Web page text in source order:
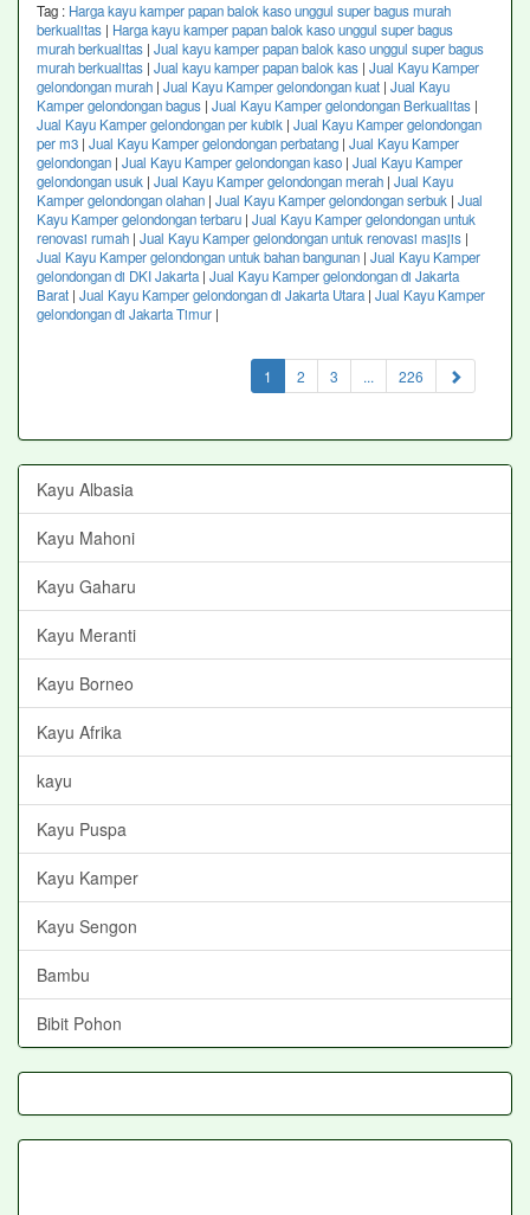
Tag : Harga kayu kamper papan balok kaso unggul super bagus murah
berkualitas | Harga kayu kamper papan balok kaso unggul super bagus
murah berkualitas | Jual kayu kamper papan balok kaso unggul super bagus
murah berkualitas | Jual kayu kamper papan balok kas | Jual Kayu Kamper
gelondongan murah | Jual Kayu Kamper gelondongan kuat | Jual Kayu
Kamper gelondongan bagus | Jual Kayu Kamper gelondongan Berkualitas |
Jual Kayu Kamper gelondongan per kubik | Jual Kayu Kamper gelondongan
per m3 | Jual Kayu Kamper gelondongan perbatang | Jual Kayu Kamper
gelondongan | Jual Kayu Kamper gelondongan kaso | Jual Kayu Kamper
gelondongan usuk | Jual Kayu Kamper gelondongan merah | Jual Kayu
Kamper gelondongan olahan | Jual Kayu Kamper gelondongan serbuk | Jual
Kayu Kamper gelondongan terbaru | Jual Kayu Kamper gelondongan untuk
renovasi rumah | Jual Kayu Kamper gelondongan untuk renovasi masjis |
Jual Kayu Kamper gelondongan untuk bahan bangunan | Jual Kayu Kamper
gelondongan di DKI Jakarta| Jual Kayu Kamper gelondongan di Jakarta
Barat | Jual Kayu Kamper gelondongan di Jakarta Utara| Jual Kayu Kamper
gelondongan di Jakarta Timur |
1 (current)
2 3 ... 226
Kayu Albasia
Kayu Mahoni
Kayu Gaharu
Kayu Meranti
Kayu Borneo
Kayu Afrika
kayu
Kayu Puspa
Kayu Kamper
Kayu Sengon
Bambu
Bibit Pohon